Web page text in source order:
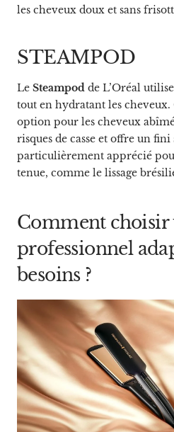
les cheveux doux et sans
STEAMPOD
Le Steampod de L’Oréal
tout en hydratant les cheveux.
option pour les cheveux
risques de casse et offre un
particulièrement apprécié
tenue, comme le lissage
Comment choisir
professionnel
besoins ?